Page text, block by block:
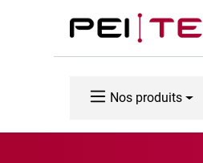
au contenu principal
Passer à la recherche
Passer à la navigation principale
Nos produits